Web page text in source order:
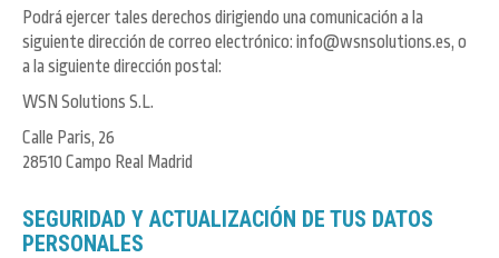
Podrá ejercer tales derechos dirigiendo una comunicación a la
siguiente dirección de correo electrónico: info@wsnsolutions.es, o
a la siguiente dirección postal:
WSN Solutions S.L.
Calle Paris, 26
28510 Campo Real Madrid
SEGURIDAD Y ACTUALIZACIÓN DE TUS DATOS
PERSONALES